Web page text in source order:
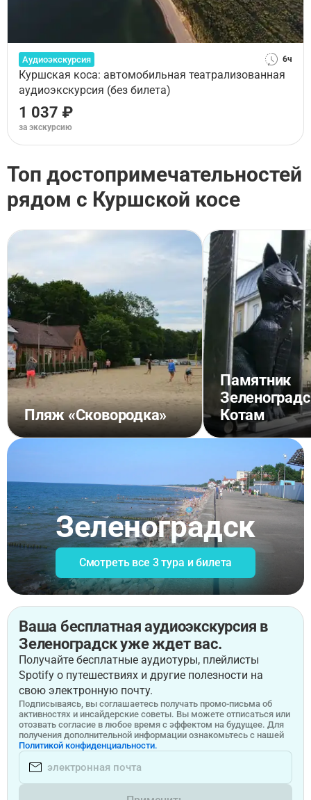
Аудиоэкскурсия 6ч
Куршская коса: автомобильная театрализованная
аудиоэкскурсия (без билета)
1 037 ₽
за экскурсию
Топ достопримечательностей
рядом с Куршской косе
Пляж «Сковородка»
Памятник
Котам
Зеленоградск
Смотреть все 3 тура и билета
Ваша бесплатная аудиоэкскурсия в
Зеленоградск уже ждет вас.
Получайте бесплатные аудиотуры, плейлисты
Spotify о путешествиях и другие полезности на
свою электронную почту.
Подписываясь, вы соглашаетесь получать промо-письма об
активностях и инсайдерские советы. Вы можете отписаться или
отозвать согласие в любое время с эффектом на будущее. Для
получения дополнительной информации ознакомьтесь с нашей
Политикой конфиденциальности.